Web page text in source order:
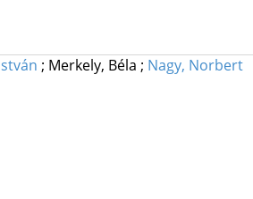
; Merkely, Béla ; Nagy, Norbert